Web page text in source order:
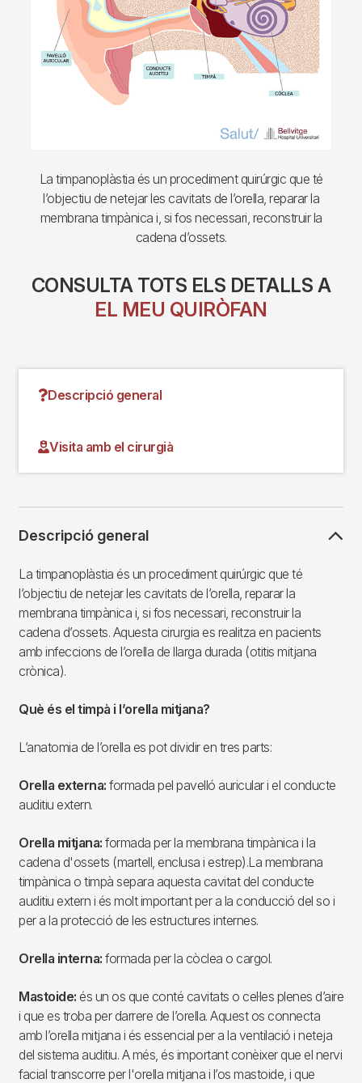
La timpanoplàstia és un procediment quirúrgic que té
l’objectiu de netejar les cavitats de l’orella, reparar la
membrana timpànica i, si fos necessari, reconstruir la
cadena d’ossets.
CONSULTA TOTS ELS DETALLS A
EL MEU QUIRÒFAN
Descripció general
Visita amb el cirurgià
Descripció general
La timpanoplàstia és un procediment quirúrgic que té
l’objectiu de netejar les cavitats de l’orella, reparar la
membrana timpànica i, si fos necessari, reconstruir la
cadena d’ossets. Aquesta cirurgia es realitza en pacients
amb infeccions de l’orella de llarga durada (otitis mitjana
crònica).
Què és el timpà i l’orella mitjana?
L’anatomia de l’orella es pot dividir en tres parts:
Orella externa: formada pel pavelló auricular i el conducte
auditiu extern.
Orella mitjana: formada per la membrana timpànica i la
cadena d'ossets (martell, enclusa i estrep).La membrana
timpànica o timpà separa aquesta cavitat del conducte
auditiu extern i és molt important per a la conducció del so i
per a la protecció de les estructures internes.
Orella interna: formada per la còclea o cargol.
Mastoide: és un os que conté cavitats o cel·les plenes d’aire
i que es troba per darrere de l’orella. Aquest os connecta
amb l’orella mitjana i és essencial per a la ventilació i neteja
del sistema auditiu. A més, és important conèixer que el nervi
facial transcorre per l'orella mitjana i l’os mastoide, i que